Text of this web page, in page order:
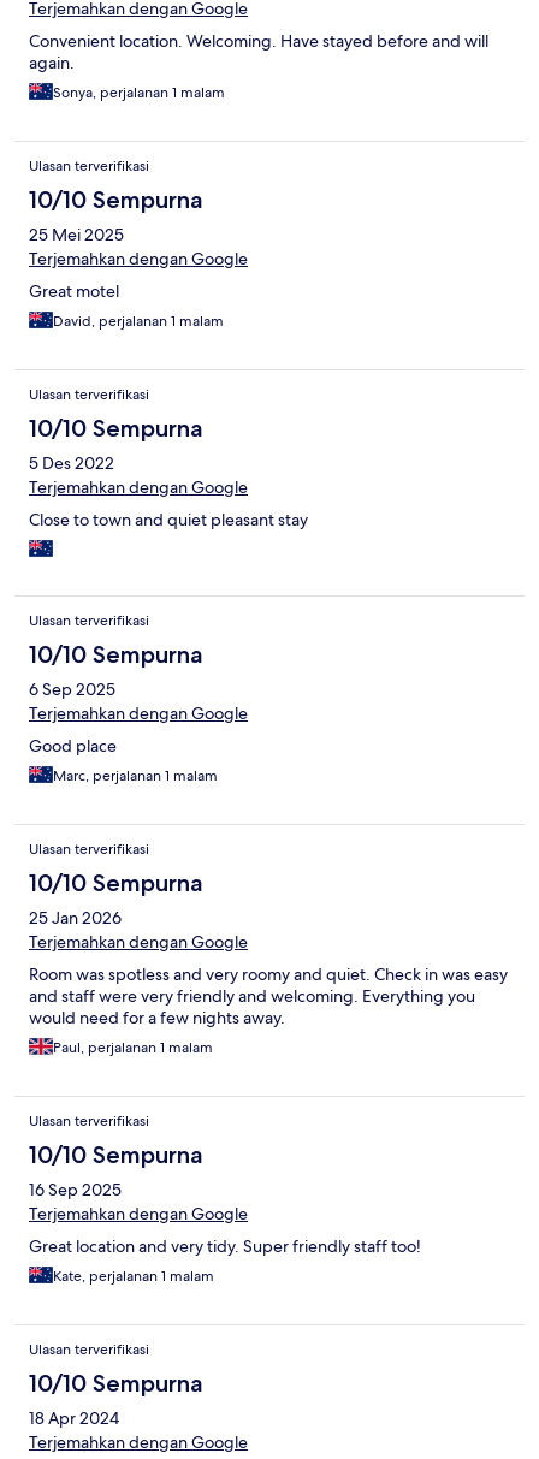
Terjemahkan dengan Google
Convenient location. Welcoming. Have stayed before and will
again.
Sonya, perjalanan 1 malam
Ulasan terverifikasi
10/10 Sempurna
25 Mei 2025
Terjemahkan dengan Google
Great motel
David, perjalanan 1 malam
Ulasan terverifikasi
10/10 Sempurna
5 Des 2022
Terjemahkan dengan Google
Close to town and quiet pleasant stay
Ulasan terverifikasi
10/10 Sempurna
6 Sep 2025
Terjemahkan dengan Google
Good place
Marc, perjalanan 1 malam
Ulasan terverifikasi
10/10 Sempurna
25 Jan 2026
Terjemahkan dengan Google
Room was spotless and very roomy and quiet. Check in was easy
and staff were very friendly and welcoming. Everything you
would need for a few nights away.
Paul, perjalanan 1 malam
Ulasan terverifikasi
10/10 Sempurna
16 Sep 2025
Terjemahkan dengan Google
Great location and very tidy. Super friendly staff too!
Kate, perjalanan 1 malam
Ulasan terverifikasi
10/10 Sempurna
18 Apr 2024
Terjemahkan dengan Google